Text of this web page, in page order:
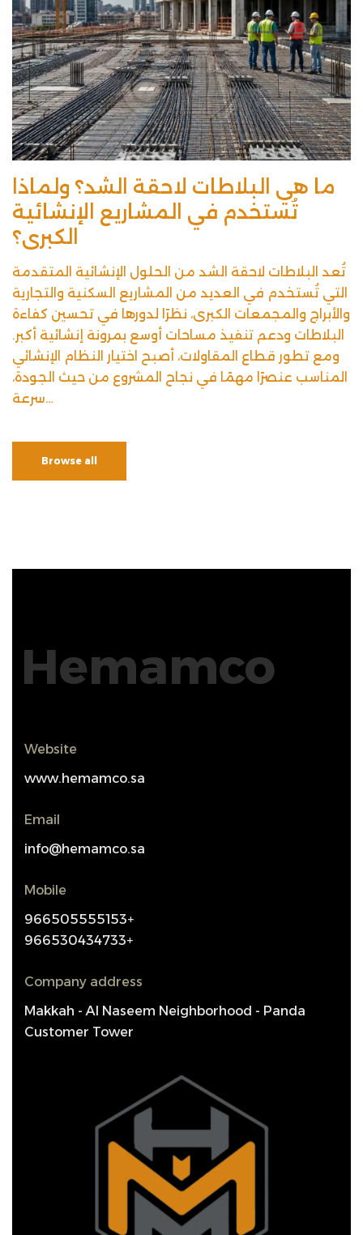
ما هي البلاطات لاحقة الشد؟ ولماذا
تُستخدم في المشاريع الإنشائية
الكبرى؟
تُعد البلاطات لاحقة الشد من الحلول الإنشائية المتقدمة
التي تُستخدم في العديد من المشاريع السكنية والتجارية
والأبراج والمجمعات الكبرى، نظرًا لدورها في تحسين كفاءة
البلاطات ودعم تنفيذ مساحات أوسع بمرونة إنشائية أكبر.
ومع تطور قطاع المقاولات، أصبح اختيار النظام الإنشائي
المناسب عنصرًا مهمًا في نجاح المشروع من حيث الجودة،
سرعة…
Browse all
Hemamco
Website
www.hemamco.sa
Email
info@hemamco.sa
Mobile
966505555153+
966530434733+
Company address
Makkah - Al Naseem Neighborhood - Panda
Customer Tower